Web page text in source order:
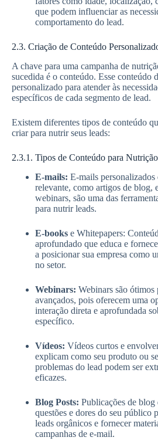
que podem influenciar as
comportamento do lead.
2.3. Criação de Conteúdo
A chave para uma campanha de
sucedida é o conteúdo. Esse conteúdo
personalizado para atender às
específicos de cada segmento de lead.
Existem diferentes tipos de conteúdo
criar para nutrir seus leads:
2.3.1. Tipos de Conteúdo para
E-mails: E-mails
relevante, como artigos de blog,
webinars, são uma das
para nutrir leads.
E-books e Whitepapers:
aprofundado que educa e
a posicionar sua empresa como
no setor.
Webinars: Webinars são ótimos
avançados, pois oferecem uma
interação direta e aprofundada
específico.
Vídeos: Vídeos curtos e
explicam como seu produto ou
problemas do lead podem ser
eficazes.
Blog Posts: Publicações de blog
questões e dores do seu público
leads orgânicos e fornecer
campanhas de e-mail.